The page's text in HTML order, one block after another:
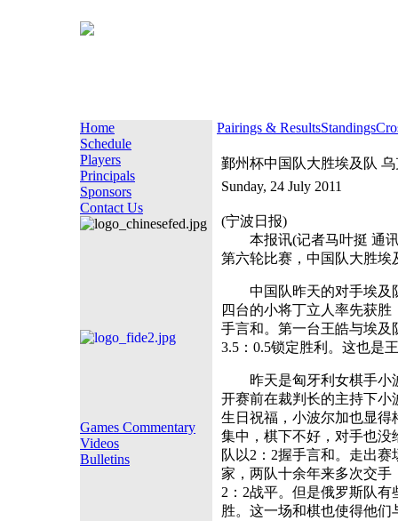
Home
Schedule
Players
Principals
Sponsors
Contact Us
Games Commentary
Videos
Bulletins
Pairings & ResultsStandings
鄞州杯中国队大胜埃及队
Sunday, 24 July 2011
(宁波日报)
本报讯(记者马叶挺 通讯
第六轮比赛，中国队大胜
中国队昨天的对手埃及队
四台的小将丁立人率先获
手言和。第一台王皓与埃
3.5：0.5锁定胜利。这也是
昨天是匈牙利女棋手小波
开赛前在裁判长的主持下
生日祝福，小波尔加也显
集中，棋下不好，对手也
队以2：2握手言和。走出
家，两队十余年来多次交
2：2战平。但是俄罗斯队
胜。这一场和棋也使得他